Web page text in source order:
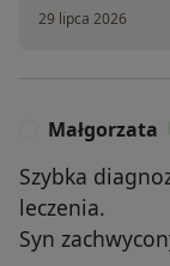
29 lipca 2026
Małgorzata
Szybka
leczenia.
Syn